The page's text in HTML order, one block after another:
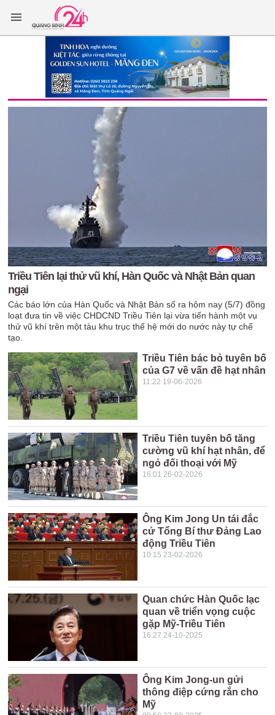
Triều Tiên lại thử vũ khí, Hàn Quốc và Nhật Bản quan
ngại
Các báo lớn của Hàn Quốc và Nhật Bản số ra hôm nay (5/7) đồng
loạt đưa tin về việc CHDCND Triều Tiên lại vừa tiến hành một vụ
thử vũ khí trên một tàu khu trục thế hệ mới do nước này tự chế
tạo.
Triều Tiên bác bỏ tuyên bố
của G7 về vấn đề hạt nhân
11:22 19-06-2026
Triều Tiên tuyên bố tăng
cường vũ khí hạt nhân, để
ngỏ đối thoại với Mỹ
16:01 26-02-2026
Ông Kim Jong Un tái đắc
cử Tổng Bí thư Đảng Lao
động Triều Tiên
10:15 23-02-2026
Quan chức Hàn Quốc lạc
quan về triển vọng cuộc
gặp Mỹ-Triều Tiên
16:27 24-10-2025
Ông Kim Jong-un gửi
thông điệp cứng rắn cho
Mỹ